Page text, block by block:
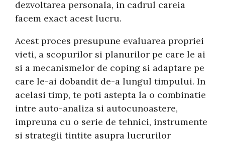
dezvoltarea personala, in cadrul careia
facem exact acest lucru.
Acest proces presupune evaluarea propriei
vieti, a scopurilor si planurilor pe care le ai
si a mecanismelor de coping si adaptare pe
care le-ai dobandit de-a lungul timpului. In
acelasi timp, te poti astepta la o combinatie
intre auto-analiza si autocunoastere,
impreuna cu o serie de tehnici, instrumente
si strategii tintite asupra lucrurilor